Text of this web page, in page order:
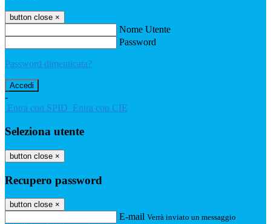
button close ×
Nome Utente
Password
Password dimenticata?
-
Entra con SPID Entra con CIE
Seleziona utente
button close ×
Recupero password
button close ×
E-mail Verrà inviato un messaggio